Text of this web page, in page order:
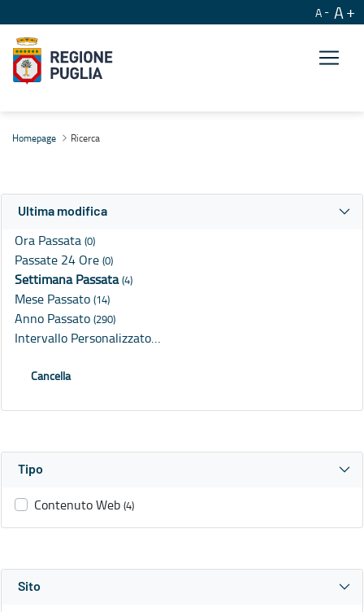
A A
Homepage Ricerca
Ultima modifica
Ora Passata (0)
Passate 24 Ore (0)
Settimana Passata(4)
Mese Passato (14)
Anno Passato (290)
Intervallo Personalizzato…
Cancella
Tipo
Contenuto Web (4)
Sito